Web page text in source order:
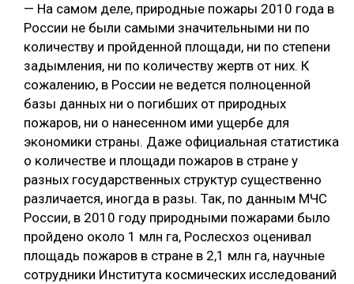
— На самом деле, природные пожары 2010 года в
России не были самыми значительными ни по
количеству и пройденной площади, ни по степени
задымления, ни по количеству жертв от них. К
сожалению, в России не ведется полноценной
базы данных ни о погибших от природных
пожаров, ни о нанесенном ими ущербе для
экономики страны. Даже официальная статистика
о количестве и площади пожаров в стране у
разных государственных структур существенно
различается, иногда в разы. Так, по данным МЧС
России, в 2010 году природными пожарами было
пройдено около 1 млн га, Рослесхоз оценивал
площадь пожаров в стране в 2,1 млн га, научные
сотрудники Института космических исследований